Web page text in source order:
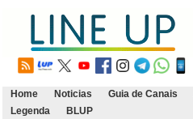
Home Noticias Guia de Canais
Legenda
BLUP